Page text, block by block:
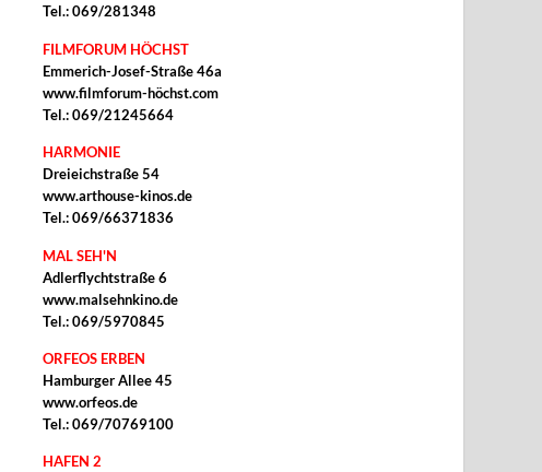
Tel.: 069/281348
FILMFORUM HÖCHST
Emmerich-Josef-Straße 46a
www.filmforum-höchst.com
Tel.: 069/21245664
HARMONIE
Dreieichstraße 54
www.arthouse-kinos.de
Tel.: 069/66371836
MAL SEH'N
Adlerflychtstraße 6
www.malsehnkino.de
Tel.: 069/5970845
ORFEOS ERBEN
Hamburger Allee 45
www.orfeos.de
Tel.: 069/70769100
HAFEN 2